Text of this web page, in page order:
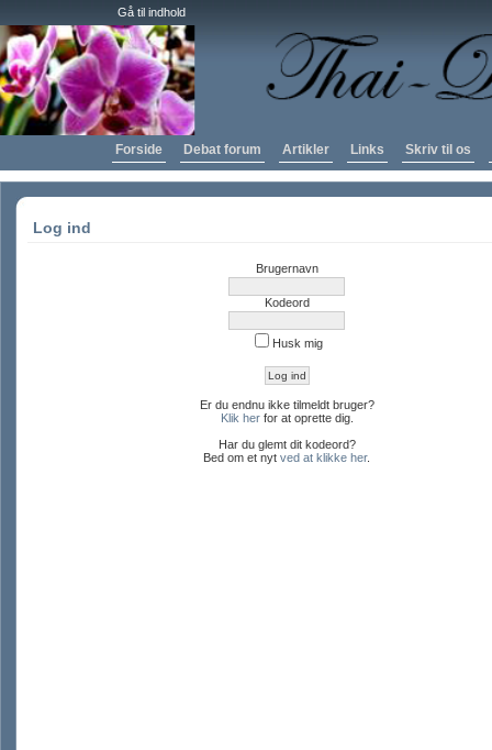
Gå til indhold
Forside Debat forum Artikler Links Skriv til os
Log ind
Brugernavn
Kodeord
Husk mig
Er du endnu ikke tilmeldt bruger?
Klik herfor at oprette dig.
Har du glemt dit kodeord?
Bed om et nyt ved at klikke her.